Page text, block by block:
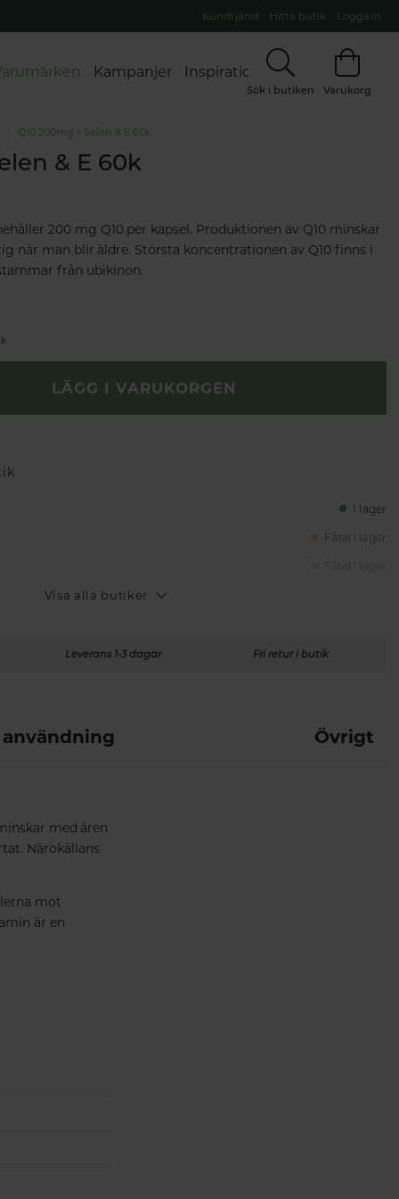
Kundtjänst Hitta butik Logga in
Kampanjer Inspiration
Sök i butiken Varukorg
Q10 200mg + Selen & E 60k
& E 60k
200 mg Q10 per kapsel. Produktionen av Q10 minskar
när man blir äldre. Största koncentrationen av Q10 finns i
från ubikinon.
LÄGG I VARUKORGEN
I lager
Fåtal i lager
Visa alla butiker
Leverans 1-3 dagar Fri retur i butik
Övrigt
med åren
Närokällans
mot
är en